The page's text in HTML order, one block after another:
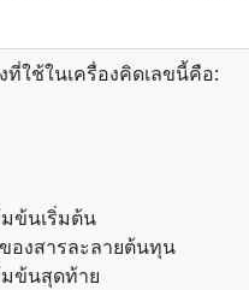
ที่ใช้ในเครื่องคิดเลขนี้คือ:
ข้นเริ่มต้น
องสารละลายต้นทุน
ข้นสุดท้าย